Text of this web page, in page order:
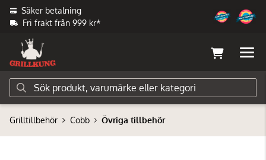
Säker betalning
Fri frakt från 999 kr*
Grilltillbehör Cobb Övriga tillbehör